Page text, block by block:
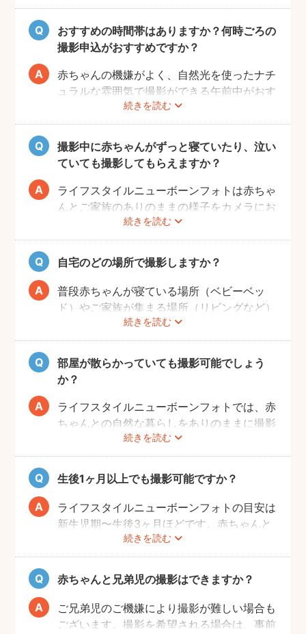
て、撮影のご予約をするのがおすすめです。
（産後は赤ちゃんのお世話や、ご自身の体調
により、検討する時間を確保することが難し
い場合が多いです。）
おすすめの時間帯はありますか？何時ごろの
撮影申込がおすすめですか？
続きを読む
赤ちゃんの機嫌がよく、自然光を使ったナチ
ュラルな雰囲気で撮影ができる午前中がおす
赤ちゃんもお母さんも、おうちに戻ってから
の生活リズムがまだ整わないうえ、授乳・お
むつ替え・ねんねのタイミングは赤ちゃんに
よってそれぞれです。 日時を決めるのが難
しい場合、フォトグラファーへ予約時間をご
相談ください。
撮影中に赤ちゃんがずっと寝ていたり、泣い
ていても撮影してもらえますか？
続きを読む
ライフスタイルニューボーンフォトは赤ちゃ
んとご家族のありのままの様子をカメラにお
さめます。そのため、寝ていたり、泣いてい
てもそのまま撮影をしていきます。生まれた
ての赤ちゃんの寝顔、元気いっぱいの泣き顔
など、ぜひご家族の記念として残すことをお
すすめします！
自宅のどの場所で撮影しますか？
続きを読む
普段赤ちゃんが寝ている場所（ベビーベッ
ド）やご家族が集まる場所（リビングなど）
を中心に撮影します。撮影可能な場所や、撮
影NGの場所については事前にフォトグラフ
ァーと打ち合わせをお願いします。
部屋が散らかっていても撮影可能でしょう
か？
続きを読む
ライフスタイルニューボーンフォトでは、赤
ちゃんとの自然な暮らしをありのままに撮影
します。ご自身が気にならなければ、掃除や
片付けは必ずしも必要ではありません。も
し、お部屋の様子が気になる場合は、事前に
お部屋を整えていただきますようお願いしま
す。フォトグラファーが片付けなどをお手伝
いすること、撮影当日に片付けのお時間をと
ることはできかねることご承知ください。
生後1ヶ月以上でも撮影可能ですか？
続きを読む
ライフスタイルニューボーンフォトの目安は
新生児期〜生後3ヶ月ほどです。赤ちゃんと
の生活リズムが整い、お気持ちにも余裕がで
てきたタイミングでぜひお気軽にフォトグラ
ファーへご相談ください！
赤ちゃんと兄弟児の撮影はできますか？
ご兄弟児のご機嫌により撮影が難しい場合も
ございます。撮影を希望される場合は、事前